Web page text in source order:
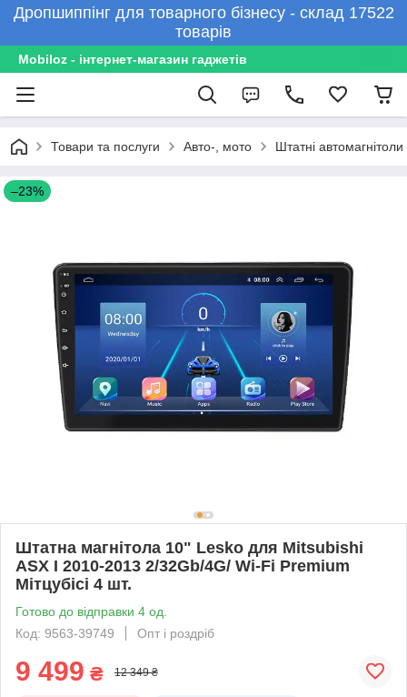
Дропшиппінг для товарного бізнесу - склад 17522
товарів
Mobiloz - інтернет-магазин гаджетів
Товари та послуги Авто-, мото Штатні автомагнітоли
–23%
Штатна магнітола 10" Lesko для Mitsubishi
ASX I 2010-2013 2/32Gb/4G/ Wi-Fi Premium
Мітцубісі 4 шт.
Готово до відправки 4 од.
Код: 9563-39749
Опт і роздріб
9 499 ₴ 12 349 ₴